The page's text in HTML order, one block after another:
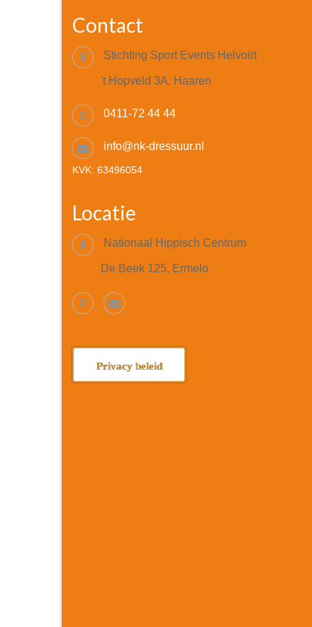
Contact
Stichting Sport Events Helvoirt
't Hopveld 3A, Haaren
0411-72 44 44
info@nk-dressuur.nl
KVK: 63496054
Locatie
Nationaal Hippisch Centrum
De Beek 125, Ermelo
Privacy beleid